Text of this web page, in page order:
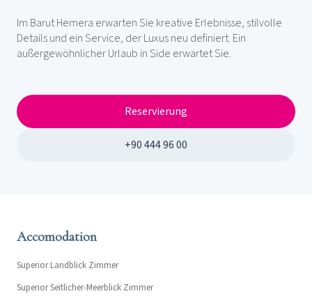
Im Barut Hemera erwarten Sie kreative Erlebnisse, stilvolle
Details und ein Service, der Luxus neu definiert. Ein
außergewöhnlicher Urlaub in Side erwartet Sie.
Reservierung
+90 444 96 00
Accomodation
Superior Landblick Zimmer
Superior Seitlicher-Meerblick Zimmer